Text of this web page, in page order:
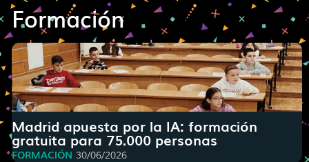
Formación
Madrid apuesta por la IA: formación
gratuita para 75.000 personas
FORMACIÓN 30/06/2026